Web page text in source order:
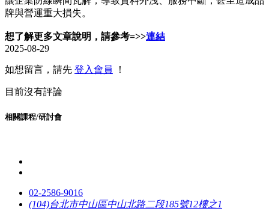
牌與營運重大損失。
想了解更多文章說明，請參考=>>連結
2025-08-29
如想留言，請先 登入會員 ！
目前沒有評論
相關課程/研討會
02-2586-9016
(104)台北市中山區中山北路二段185號12樓之1